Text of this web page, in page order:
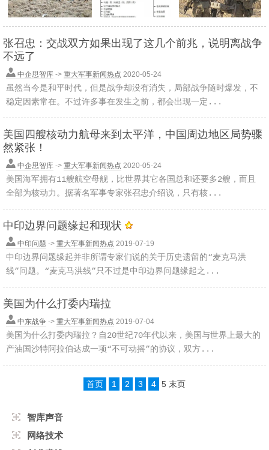
张召忠：交战双方如果出现了这几个前兆，说明离战争
不远了
中企思智库 -> 重大军事新闻热点 2020-05-24
虽然当今是和平时代，但是战争却没有消失，局部战争随时爆发，不
稳定因素常在。不过许多事在发生之前，都会出现一定...
美国四艘核动力航母来到太平洋，中国周边地区局势骤
然紧张！
中企思智库 -> 重大军事新闻热点 2020-05-24
美国海军拥有11艘航空母舰，比世界其它各国总和还要多2艘，而且
全部为核动力。据著名军事专家张召忠介绍说，只有核...
中印边界问题缘起和现状
中印问题 -> 重大军事新闻热点 2019-07-19
中印边界问题缘起并非所谓专家们说的关于历史遗留的“麦克马洪
线”问题。“麦克马洪线”只不过是中印边界问题缘起之...
美国为什么打委内瑞拉
中东战争 -> 重大军事新闻热点 2019-07-04
美国为什么打委内瑞拉？自20世纪70年代以来，美国与世界上最大的
产油国沙特阿拉伯达成一项“不可动摇”的协议，双方...
首页 1 2 3 4 5 末页
智库声音
网络技术